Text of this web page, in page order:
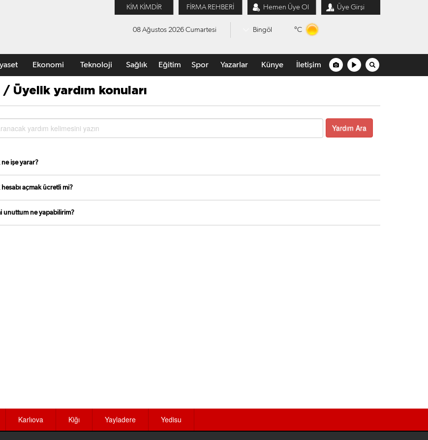
KİM KİMDİR FİRMA REHBERİ Hemen Üye Ol Üye Girşi
08 Ağustos 2026 Cumartesi Bingöl °C
Ekonomi Teknoloji Sağlık Eğitim Spor Yazarlar Künye İletişim
/ Üyelik yardım konuları
Yardım Ara
ne işe yarar?
hesabı açmak ücretli mi?
unuttum ne yapabilirim?
Karlıova Kiğı Yayladere Yedisu